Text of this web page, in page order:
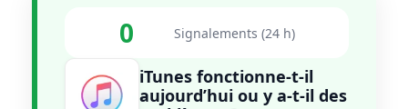
0 Signalements (24 h)
iTunes fonctionne-t-il
aujourd’hui ou y a-t-il des